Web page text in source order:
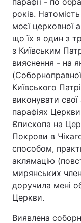
років.
моєї церковної
що їх я один з
з Київським
вияснення - на
Київського
виконувати
парафіях
Єпископа на
Покрови в
способом,
аклямацію
мирянських
доручила мені
Церкви.
Виявлена